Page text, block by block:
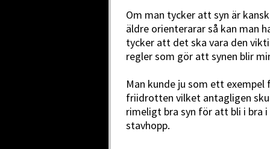
Om man tycker att syn är
äldre orienterarar så kan man
tycker att det ska vara den
regler som gör att synen blir
Man kunde ju som ett
friidrotten vilket antagligen
rimeligt bra syn för att bli i bra
stavhopp.